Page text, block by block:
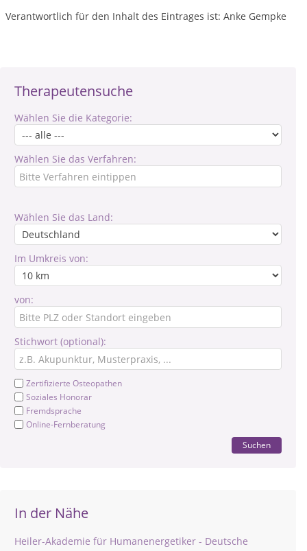
Therapeutensuche
Wählen Sie die Kategorie:
Wählen Sie das Verfahren:
Wählen Sie das Land:
Im Umkreis von:
von:
Stichwort (optional):
Zertifizierte Osteopathen
Soziales Honorar
Fremdsprache
Online-Fernberatung
Suchen
In der Nähe
Heiler-Akademie für Humanenergetiker - Deutsche
Verantwortlich für den Inhalt des Eintrages ist: Anke Gempke